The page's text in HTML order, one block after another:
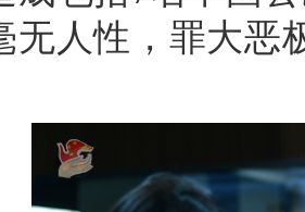
无人性，罪大恶